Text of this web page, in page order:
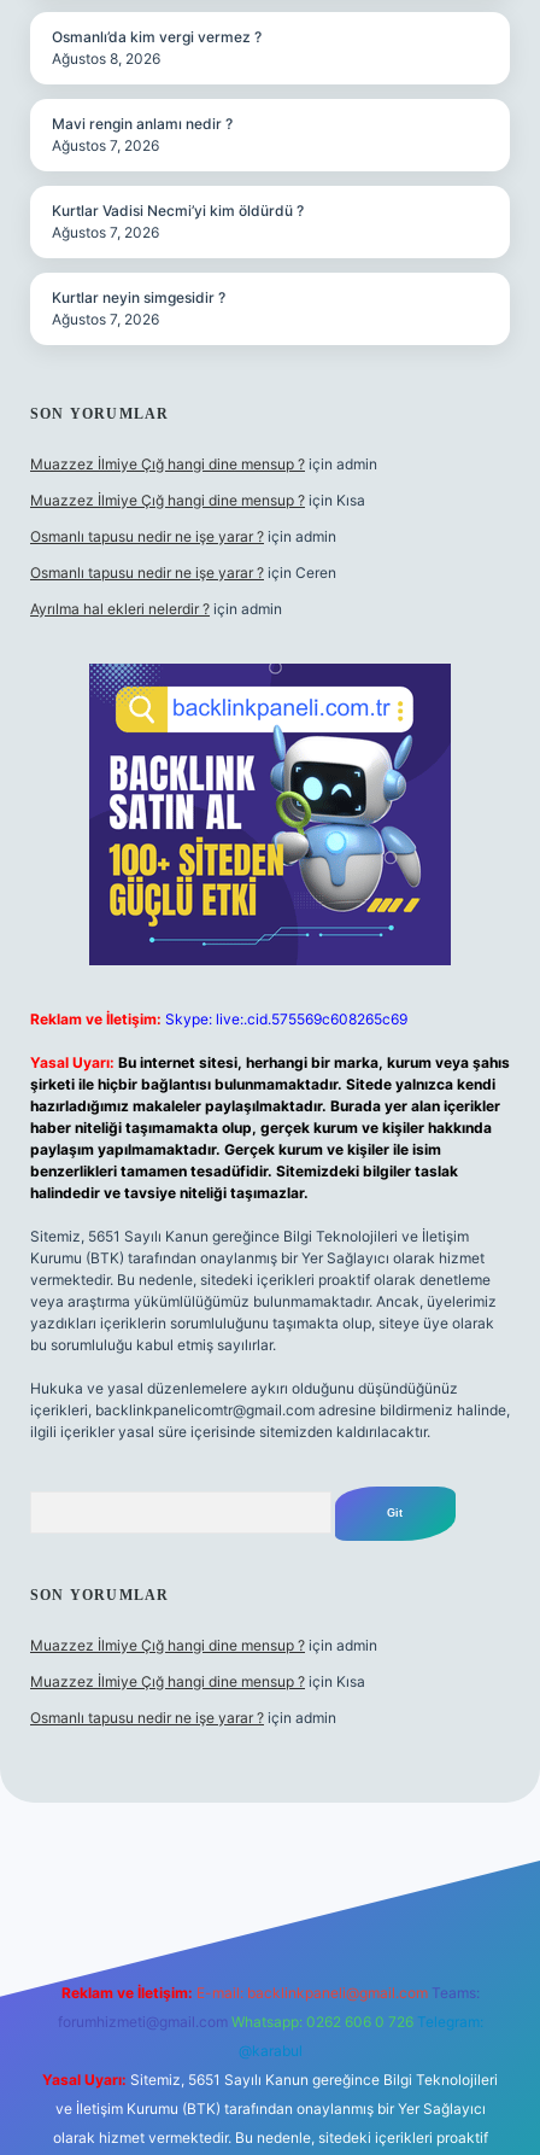
Osmanlı’da kim vergi vermez ?
Ağustos 8, 2026
Mavi rengin anlamı nedir ?
Ağustos 7, 2026
Kurtlar Vadisi Necmi’yi kim öldürdü ?
Ağustos 7, 2026
Kurtlar neyin simgesidir ?
Ağustos 7, 2026
SON YORUMLAR
Muazzez İlmiye Çığ hangi dine mensup ? için admin
Muazzez İlmiye Çığ hangi dine mensup ? için Kısa
Osmanlı tapusu nedir ne işe yarar ? için admin
Osmanlı tapusu nedir ne işe yarar ? için Ceren
Ayrılma hal ekleri nelerdir ? için admin
Reklam ve İletişim: Skype: live:.cid.575569c608265c69
Yasal Uyarı: Bu internet sitesi, herhangi bir marka, kurum veya şahıs
şirketi ile hiçbir bağlantısı bulunmamaktadır. Sitede yalnızca kendi
hazırladığımız makaleler paylaşılmaktadır. Burada yer alan içerikler
haber niteliği taşımamakta olup, gerçek kurum ve kişiler hakkında
paylaşım yapılmamaktadır. Gerçek kurum ve kişiler ile isim
benzerlikleri tamamen tesadüfidir. Sitemizdeki bilgiler taslak
halindedir ve tavsiye niteliği taşımazlar.
Sitemiz, 5651 Sayılı Kanun gereğince Bilgi Teknolojileri ve İletişim
Kurumu (BTK) tarafından onaylanmış bir Yer Sağlayıcı olarak hizmet
vermektedir. Bu nedenle, sitedeki içerikleri proaktif olarak denetleme
veya araştırma yükümlülüğümüz bulunmamaktadır. Ancak, üyelerimiz
yazdıkları içeriklerin sorumluluğunu taşımakta olup, siteye üye olarak
bu sorumluluğu kabul etmiş sayılırlar.
Hukuka ve yasal düzenlemelere aykırı olduğunu düşündüğünüz
içerikleri, backlinkpanelicomtr@gmail.com adresine bildirmeniz halinde,
ilgili içerikler yasal süre içerisinde sitemizden kaldırılacaktır.
SON YORUMLAR
Muazzez İlmiye Çığ hangi dine mensup ? için admin
Muazzez İlmiye Çığ hangi dine mensup ? için Kısa
Osmanlı tapusu nedir ne işe yarar ? için admin
Reklam ve İletişim: E-mail: backlinkpaneli@gmail.com Teams:
forumhizmeti@gmail.com Whatsapp: 0262 606 0 726 Telegram:
@karabul
Yasal Uyarı: Sitemiz, 5651 Sayılı Kanun gereğince Bilgi Teknolojileri
ve İletişim Kurumu (BTK) tarafından onaylanmış bir Yer Sağlayıcı
olarak hizmet vermektedir. Bu nedenle, sitedeki içerikleri proaktif